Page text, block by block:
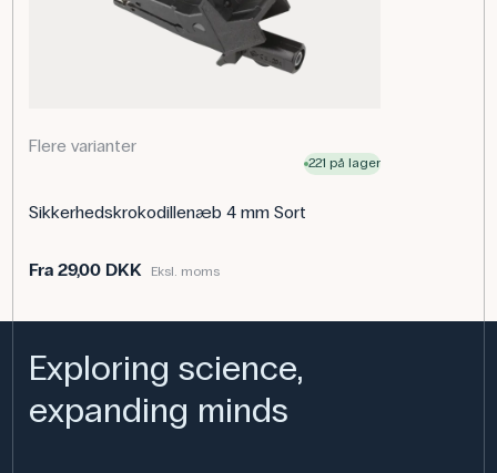
erhverv og laboratorier til målinger, test og opstilling af
Dimensioner: (l) 200 cm
Kabeltype: Sikkerhedskabel
Flere varianter
221 på lager
Sikkerhedskrokodillenæb 4 mm Sort
Fra29,00 DKK Eksl. moms
Exploring science,
expanding minds